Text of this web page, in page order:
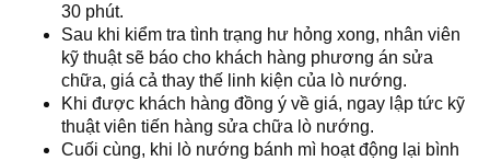
30 phút.
Sau khi kiểm tra tình trạng hư hỏng xong, nhân viên
kỹ thuật sẽ báo cho khách hàng phương án sửa
chữa, giá cả thay thế linh kiện của lò nướng.
Khi được khách hàng đồng ý về giá, ngay lập tức kỹ
thuật viên tiến hàng sửa chữa lò nướng.
Cuối cùng, khi lò nướng bánh mì hoạt động lại bình